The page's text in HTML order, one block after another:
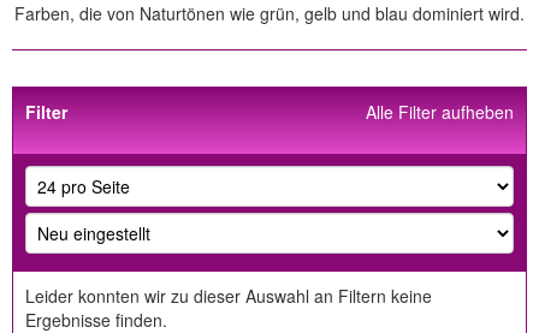
Farben, die von Naturtönen wie grün, gelb und blau dominiert wird.
Alle Filter aufheben
Filter
Leider konnten wir zu dieser Auswahl an Filtern keine
Ergebnisse finden.